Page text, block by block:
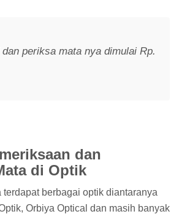
periksa mata nya dimulai Rp.
dan
di Optik
terdapat berbagai optik diantaranya
Orbiya Optical dan masih banyak